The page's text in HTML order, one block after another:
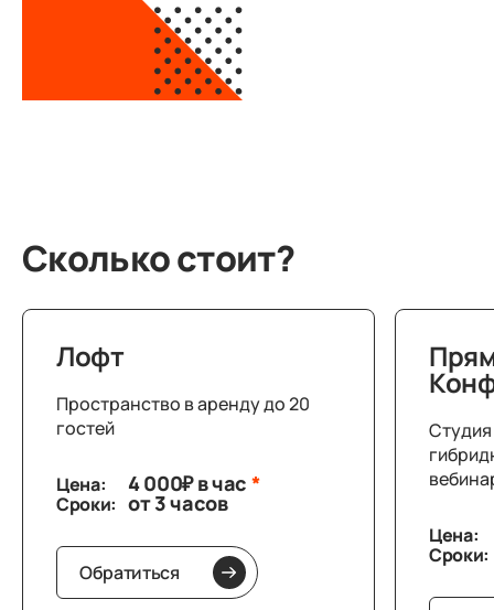
Сколько стоит?
Лофт
Пространство в аренду до 20
гостей
Цена: 4 000₽ в час *
Сроки: от 3 часов
Обратиться
Цена:
Сроки: